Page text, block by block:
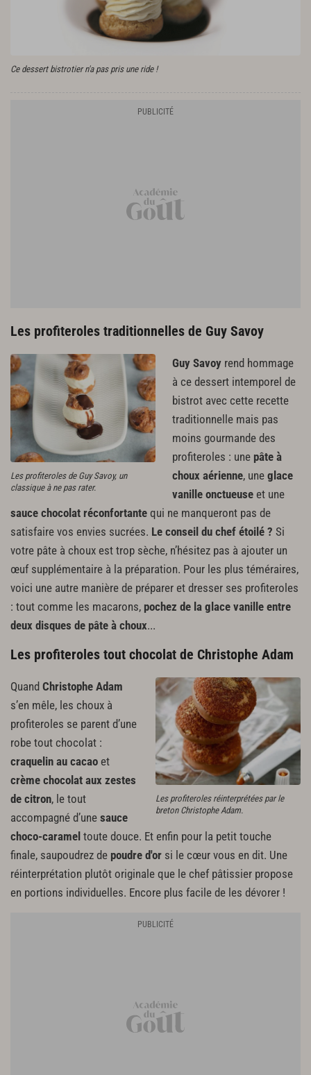
Ce dessert bistrotier n'a pas pris une ride !
Les profiteroles traditionnelles de Guy Savoy
Les profiteroles de Guy Savoy, un
classique à ne pas rater.
Guy Savoy rend hommage
à ce dessert intemporel de
bistrot avec cette recette
traditionnelle mais pas
moins gourmande des
profiteroles : une pâte à
choux aérienne, une glace
vanille onctueuse et une
sauce chocolat réconfortante qui ne manqueront pas de
satisfaire vos envies sucrées. Le conseil du chef étoilé ? Si
votre pâte à choux est trop sèche, n’hésitez pas à ajouter un
œuf supplémentaire à la préparation. Pour les plus téméraires,
voici une autre manière de préparer et dresser ses profiteroles
: tout comme les macarons, pochez de la glace vanille entre
deux disques de pâte à choux...
Les profiteroles tout chocolat de Christophe Adam
Les profiteroles réinterprétées par le
breton Christophe Adam.
Quand Christophe Adam
s’en mêle, les choux à
profiteroles se parent d’une
robe tout chocolat :
craquelin au cacao et
crème chocolat aux zestes
de citron, le tout
accompagné d’une sauce
choco-caramel toute douce. Et enfin pour la petit touche
finale, saupoudrez de poudre d'or si le cœur vous en dit. Une
réinterprétation plutôt originale que le chef pâtissier propose
en portions individuelles. Encore plus facile de les dévorer !